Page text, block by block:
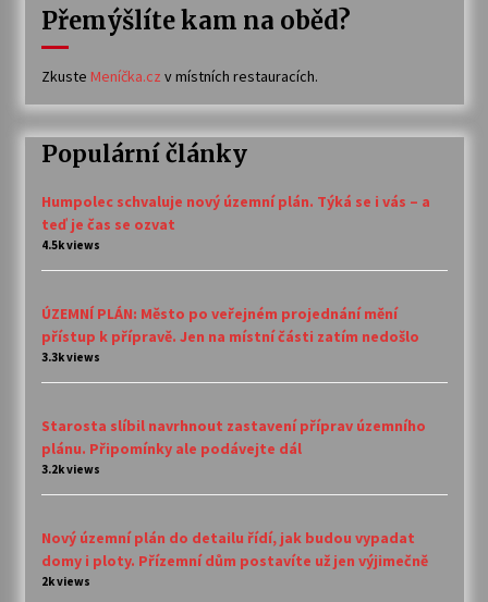
Přemýšlíte kam na oběd?
Zkuste Meníčka.cz v místních restauracích.
Populární články
Humpolec schvaluje nový územní plán. Týká se i vás – a
teď je čas se ozvat
4.5k views
ÚZEMNÍ PLÁN: Město po veřejném projednání mění
přístup k přípravě. Jen na místní části zatím nedošlo
3.3k views
Starosta slíbil navrhnout zastavení příprav územního
plánu. Připomínky ale podávejte dál
3.2k views
Nový územní plán do detailu řídí, jak budou vypadat
domy i ploty. Přízemní dům postavíte už jen výjimečně
2k views